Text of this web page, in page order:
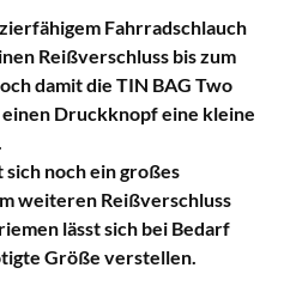
Fahrradschlauch
Reißverschluss bis zum
damit die TIN BAG Two
Druckknopf eine kleine
noch ein großes
weiteren Reißverschluss
lässt sich bei Bedarf
Größe verstellen.